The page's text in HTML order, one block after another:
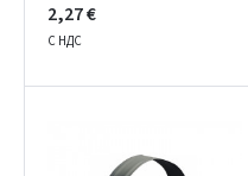
2,27 €
С НДС